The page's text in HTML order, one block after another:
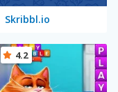
Skribbl.io
4.2